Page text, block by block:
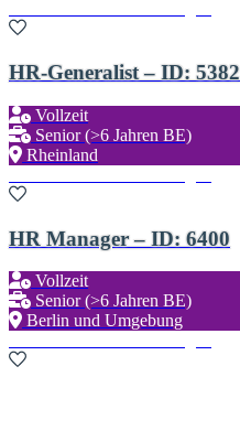
HR-Generalist – ID: 5382
Vollzeit
Senior (>6 Jahren BE)
Rheinland
HR Manager – ID: 6400
Vollzeit
Senior (>6 Jahren BE)
Berlin und Umgebung